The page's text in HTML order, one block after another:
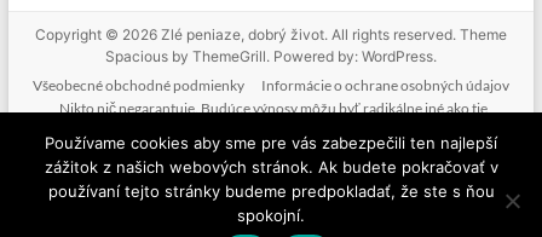
Copyright © 2026 Zlé peniaze, dobrý život. All rights reserved. Theme
Spaciousby ThemeGrill. Powered by: WordPress.
Všeobecné obchodné podmienky
Informácie o ochrane osobných údajov
Nikto nič negarantuje. Budúce výnosy môžu byť radikálne iné ako tie
doterajšie. Nikto nevie predpovedať budúcnosť. Tak ako nebudeme mať podiel
na vašich ziskoch, nenesieme zodpovednosť ani za vaše straty. Poskytované
informácie nie sú investičným odporúčaním. Nič z toho, čo je na tejto stránke, v
mailoch, v produktoch alebo službách nie je žiadnou formou finančného
poradenstva. Ide o komentovanie a vzdelávanie.
Používame cookies aby sme pre vás zabezpečili ten najlepší
zážitok z našich webových stránok. Ak budete pokračovať v
používaní tejto stránky budeme predpokladať, že ste s ňou
spokojní.